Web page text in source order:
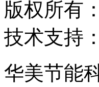
版权所有
技术支持
华美节能